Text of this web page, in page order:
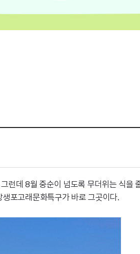
런데 8월 중순이 넘도록 무더위는 식을
포고래문화특구가 바로 그곳이다.